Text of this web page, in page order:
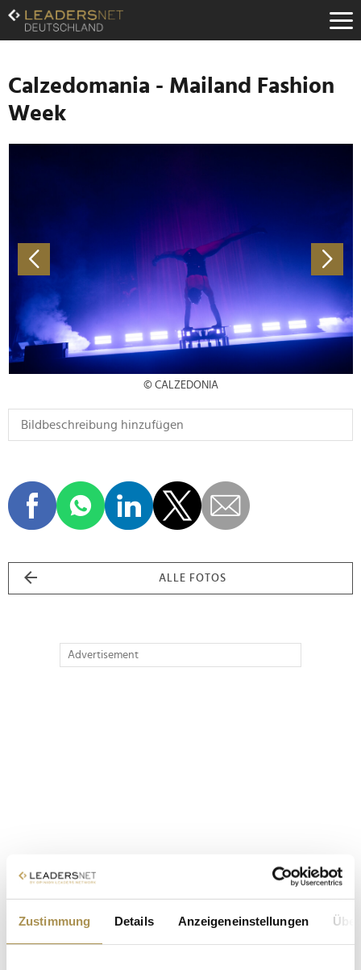
Zustimmung Details Anzeigeneinstellungen
Zum
Inhalt
Zur
Navigation
Zur
Hauptnavigation
Calzedomania - Mailand Fashion
Week
© CALZEDONIA
ALLE FOTOS
Advertisement